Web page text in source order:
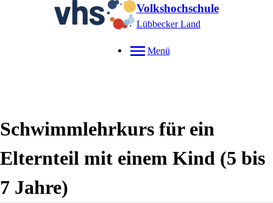
Volkshochschule
Lübbecker Land
Menü
Schwimmlehrkurs für ein
Elternteil mit einem Kind (5 bis
7 Jahre)